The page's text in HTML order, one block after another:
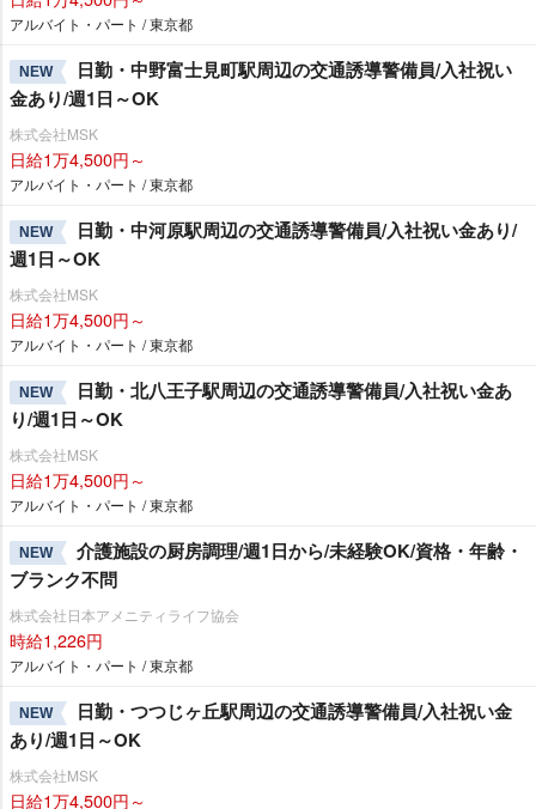
アルバイト・パート / 東京都
NEW
日勤・中野富士見町駅周辺の交通誘導警備員/入社祝い
金あり/週1日～OK
株式会社MSK
日給1万4,500円～
アルバイト・パート / 東京都
NEW
日勤・中河原駅周辺の交通誘導警備員/入社祝い金あり/
週1日～OK
株式会社MSK
日給1万4,500円～
アルバイト・パート / 東京都
NEW
日勤・北八王子駅周辺の交通誘導警備員/入社祝い金あ
り/週1日～OK
株式会社MSK
日給1万4,500円～
アルバイト・パート / 東京都
NEW
介護施設の厨房調理/週1日から/未経験OK/資格・年齢・
ブランク不問
株式会社日本アメニティライフ協会
時給1,226円
アルバイト・パート / 東京都
NEW
日勤・つつじヶ丘駅周辺の交通誘導警備員/入社祝い金
あり/週1日～OK
株式会社MSK
日給1万4,500円～